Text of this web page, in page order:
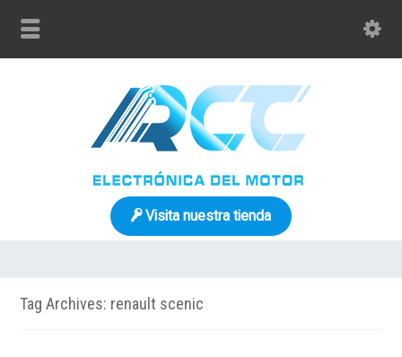
Visita nuestra tienda
Tag Archives: renault scenic